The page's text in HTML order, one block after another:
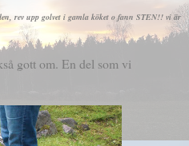
rev upp golvet i gamla köket o fann STEN!! vi är
gott om. En del som vi